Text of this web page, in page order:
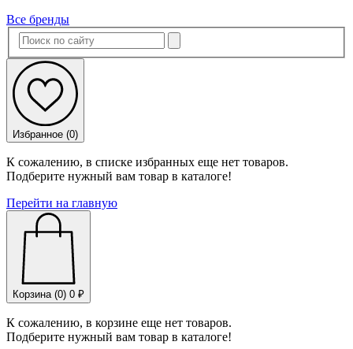
Все бренды
Избранное (0)
К сожалению, в списке избранных еще нет товаров.
Подберите нужный вам товар в каталоге!
Перейти на главную
Корзина (0) 0 ₽
К сожалению, в корзине еще нет товаров.
Подберите нужный вам товар в каталоге!